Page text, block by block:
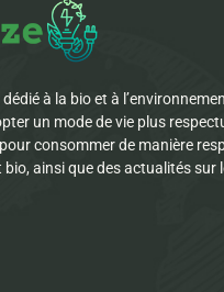
à la bio et à
un mode de vie plus
consommer de manière
ainsi que des actualités sur